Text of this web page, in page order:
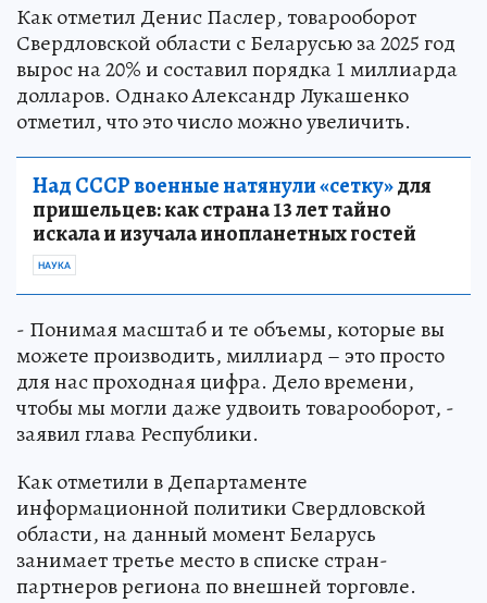
Как отметил Денис Паслер, товарооборот
Свердловской области с Беларусью за 2025 год
вырос на 20% и составил порядка 1 миллиарда
долларов. Однако Александр Лукашенко
отметил, что это число можно увеличить.
Над СССР военные натянули «сетку»для
пришельцев: как страна 13 лет тайно
искала и изучала инопланетных гостей
НАУКА
- Понимая масштаб и те объемы, которые вы
можете производить, миллиард – это просто
для нас проходная цифра. Дело времени,
чтобы мы могли даже удвоить товарооборот, -
заявил глава Республики.
Как отметили в Департаменте
информационной политики Свердловской
области, на данный момент Беларусь
занимает третье место в списке стран-
партнеров региона по внешней торговле.